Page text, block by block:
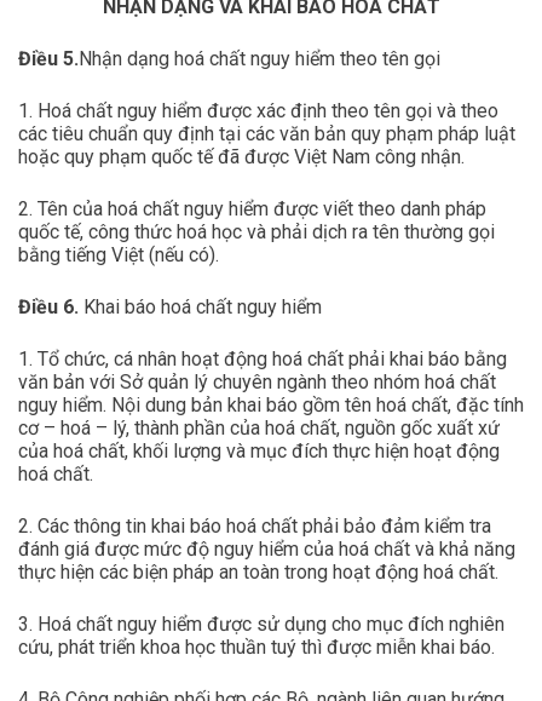
NHẬN DẠNG VÀ KHAI BÁO HOÁ CHẤT
Điều 5. Nhận dạng hoá chất nguy hiểm theo tên gọi
1. Hoá chất nguy hiểm được xác định theo tên gọi và theo
các tiêu chuẩn quy định tại các văn bản quy phạm pháp luật
hoặc quy phạm quốc tế đã được Việt Nam công nhận.
2. Tên của hoá chất nguy hiểm được viết theo danh pháp
quốc tế, công thức hoá học và phải dịch ra tên thường gọi
bằng tiếng Việt (nếu có).
Điều 6. Khai báo hoá chất nguy hiểm
1. Tổ chức, cá nhân hoạt động hoá chất phải khai báo bằng
văn bản với Sở quản lý chuyên ngành theo nhóm hoá chất
nguy hiểm. Nội dung bản khai báo gồm tên hoá chất, đặc tính
cơ – hoá – lý, thành phần của hoá chất, nguồn gốc xuất xứ
của hoá chất, khối lượng và mục đích thực hiện hoạt động
hoá chất.
2. Các thông tin khai báo hoá chất phải bảo đảm kiểm tra
đánh giá được mức độ nguy hiểm của hoá chất và khả năng
thực hiện các biện pháp an toàn trong hoạt động hoá chất.
3. Hoá chất nguy hiểm được sử dụng cho mục đích nghiên
cứu, phát triển khoa học thuần tuý thì được miễn khai báo.